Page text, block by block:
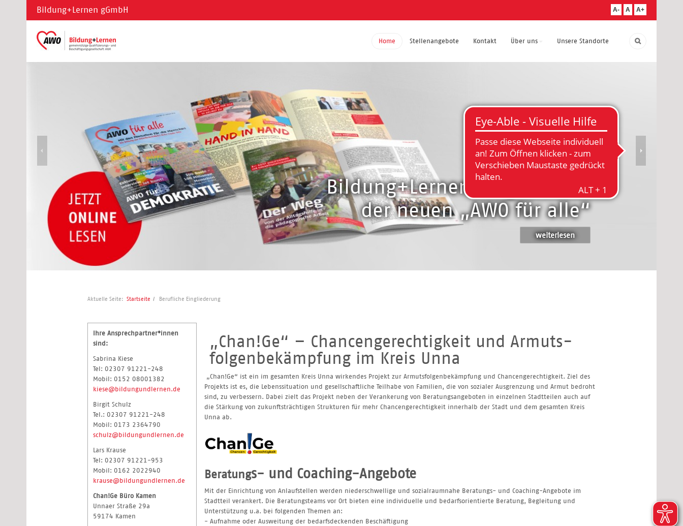
Bildung+Lernen gGmbH A- A A+
Home Stellenangebote Kontakt Über uns Unsere Standorte
Bildung+Lernen-Angebote in
der neuen „AWO für alle“
weiterlesen
Aktuelle Seite: Startseite Berufliche Eingliederung
Ihre Ansprechpartner*innen
sind:
Sabrina Kiese
Tel: 02307 91221-248
Mobil: 0152 08001382
kiese@bildungundlernen.de
Birgit Schulz
Tel.: 02307 91221-248
Mobil: 0173 2364790
schulz@bildungundlernen.de
Lars Krause
Tel: 02307 91221-953
Mobil: 0162 2022940
krause@bildungundlernen.de
Chan!Ge Büro Kamen
Unnaer Straße 29a
59174 Kamen
„Chan!Ge“ – Chancengerechtigkeit und Armuts-
folgenbekämpfung im Kreis Unna
„Chan!Ge“ ist ein im gesamten Kreis Unna wirkendes Projekt zur Armutsfolgenbekämpfung und Chancengerechtigkeit. Ziel des
Projekts ist es, die Lebenssituation und gesellschaftliche Teilhabe von Familien, die von sozialer Ausgrenzung und Armut bedroht
sind, zu verbessern. Dabei zielt das Projekt neben der Verankerung von Beratungsangeboten in einzelnen Stadtteilen auch auf
die Stärkung von zukunftsträchtigen Strukturen für mehr Chancengerechtigkeit innerhalb der Stadt und dem gesamten Kreis
Unna ab.
Beratungs- und Coaching-Angebote
Mit der Einrichtung von Anlaufstellen werden niederschwellige und sozialraumnahe Beratungs- und Coaching-Angebote im
Stadtteil verankert. Die Beratungsteams vor Ort bieten eine individuelle und bedarfsorientierte Beratung, Begleitung und
Unterstützung u.a. bei folgenden Themen an:
- Aufnahme oder Ausweitung der bedarfsdeckenden Beschäftigung